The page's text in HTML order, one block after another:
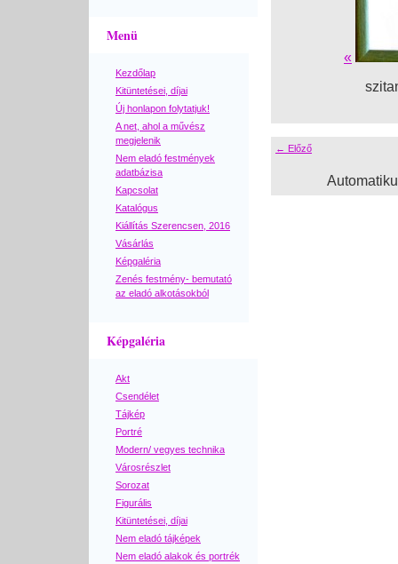
Menü
Kezdőlap
Kitüntetései, díjai
Új honlapon folytatjuk!
A net, ahol a művész
megjelenik
Nem eladó festmények
adatbázisa
Kapcsolat
Katalógus
Kiállítás Szerencsen, 2016
Vásárlás
Képgaléria
Zenés festmény- bemutató
az eladó alkotásokból
Képgaléria
Akt
Csendélet
Tájkép
Portré
Modern/ vegyes technika
Városrészlet
Sorozat
Figurális
Kitüntetései, díjai
Nem eladó tájképek
Nem eladó alakok és portrék
«
← Előző